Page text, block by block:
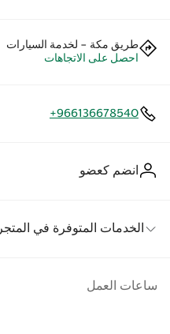
طريق مكة - لخدمة السيارات
احصل على الاتجاهات
+966136678540
انضم كعضو
الخدمات المتوفرة في المتجر
ساعات العمل